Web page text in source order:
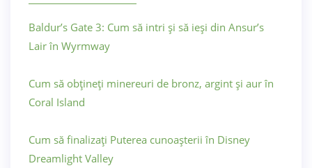
Baldur’s Gate 3: Cum să intri și să ieși din Ansur’s
Lair în Wyrmway
Cum să obțineți minereuri de bronz, argint și aur în
Coral Island
Cum să finalizați Puterea cunoașterii în Disney
Dreamlight Valley